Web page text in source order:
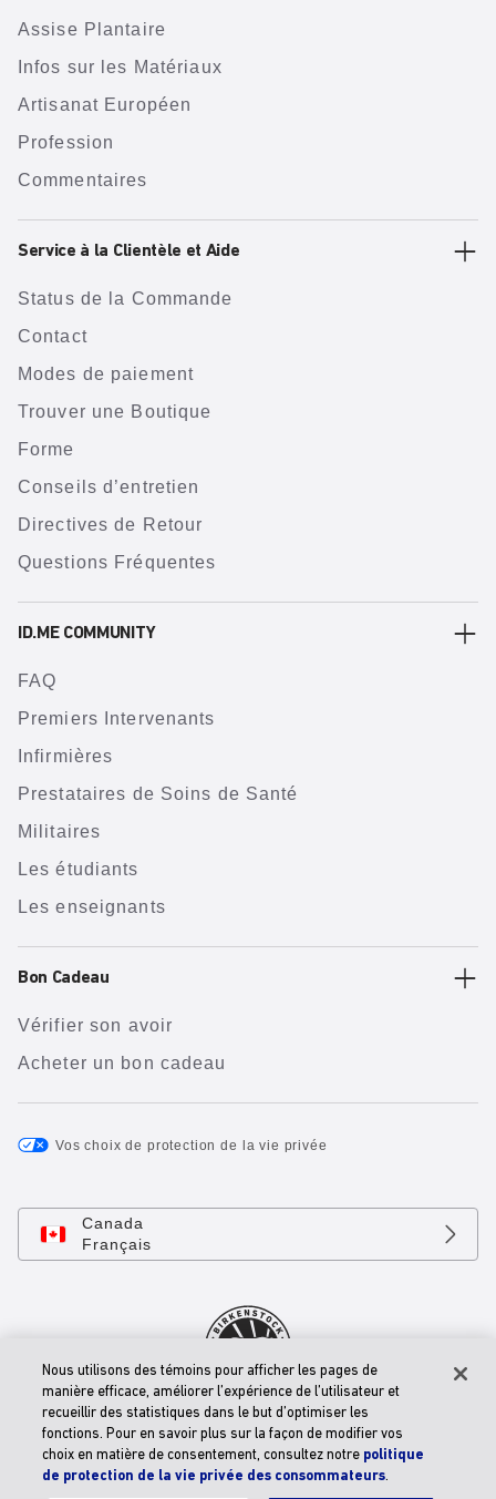
Assise Plantaire
Infos sur les Matériaux
Artisanat Européen
Profession
Commentaires
Service à la Clientèle et Aide
Status de la Commande
Contact
Modes de paiement
Trouver une Boutique
Forme
Conseils d’entretien
Directives de Retour
Questions Fréquentes
ID.ME COMMUNITY
FAQ
Premiers Intervenants
Infirmières
Prestataires de Soins de Santé
Militaires
Les étudiants
Les enseignants
Bon Cadeau
Vérifier son avoir
Acheter un bon cadeau
Vos choix de protection de la vie privée
Canada
Français
© 2026 BIRKENSTOCK Digital GMBH
Énoncé D’accessibilité
Nous utilisons des témoins pour afficher les pages de
manière efficace, améliorer l’expérience de l’utilisateur et
recueillir des statistiques dans le but d’optimiser les
fonctions. Pour en savoir plus sur la façon de modifier vos
choix en matière de consentement, consultez notre politique
de protection de la vie privée des consommateurs.